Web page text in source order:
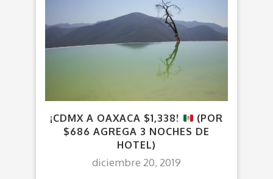
¡CDMX A OAXACA $1,338!
(POR
$686 AGREGA 3 NOCHES DE
HOTEL)
diciembre 20, 2019